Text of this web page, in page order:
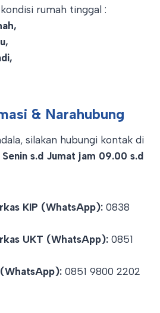
rumah tinggal :
& Narahubung
silakan hubungi kontak di
Senin s.d Jumat jam 09.00 s.d
KIP (WhatsApp): 0838
UKT (WhatsApp): 0851
0851 9800 2202